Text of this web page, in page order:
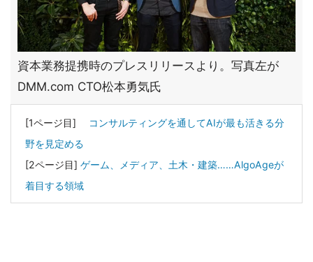
資本業務提携時のプレスリリースより。写真左が
DMM.com CTO松本勇気氏
[1ページ目]
コンサルティングを通してAIが最も活きる分
野を見定める
[2ページ目] ゲーム、メディア、土木・建築……AlgoAgeが
着目する領域